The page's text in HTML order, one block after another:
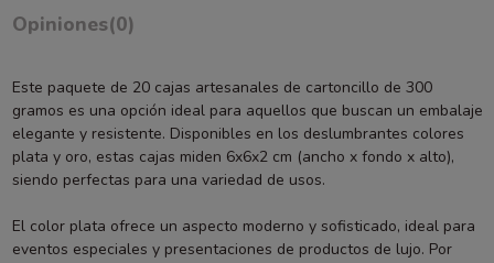
Opiniones(0)
Este paquete de 20 cajas artesanales de cartoncillo de 300
gramos es una opción ideal para aquellos que buscan un embalaje
elegante y resistente. Disponibles en los deslumbrantes colores
plata y oro, estas cajas miden 6x6x2 cm (ancho x fondo x alto),
siendo perfectas para una variedad de usos.
El color plata ofrece un aspecto moderno y sofisticado, ideal para
eventos especiales y presentaciones de productos de lujo. Por